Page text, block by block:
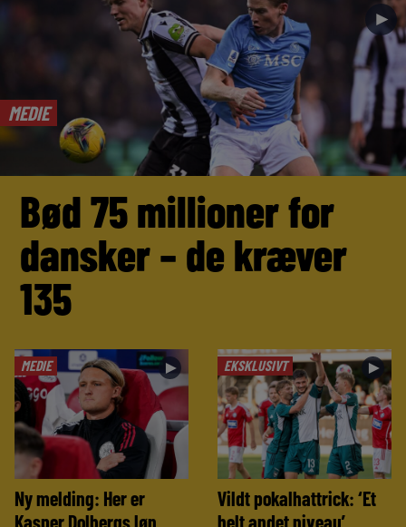
MEDIE
►
Bød 75 millioner for
dansker – de kræver
135
MEDIE ►
Ny melding: Her er
Kasper Dolbergs løn
EKSKLUSIVT ►
Vildt pokalhattrick: ‘Et
helt andet niveau’